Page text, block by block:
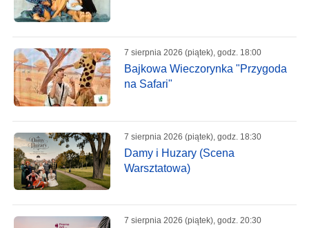
7 sierpnia 2026 (piątek), godz. 18:00
Bajkowa Wieczorynka "Przygoda
na Safari"
7 sierpnia 2026 (piątek), godz. 18:30
Damy i Huzary (Scena
Warsztatowa)
7 sierpnia 2026 (piątek), godz. 20:30